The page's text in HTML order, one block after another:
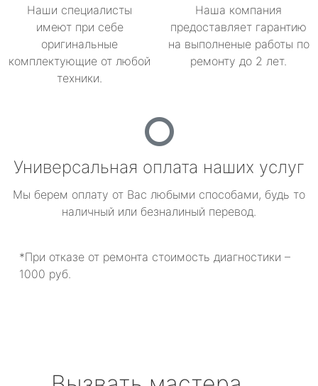
Наши специалисты
имеют при себе
оригинальные
комплектующие от любой
техники.
Наша компания
предоставляет гарантию
на выполненые работы по
ремонту до 2 лет.
Универсальная оплата наших услуг
Мы берем оплату от Вас любыми способами, будь то
наличный или безналиный перевод.
*При отказе от ремонта стоимость диагностики –
1000 руб.